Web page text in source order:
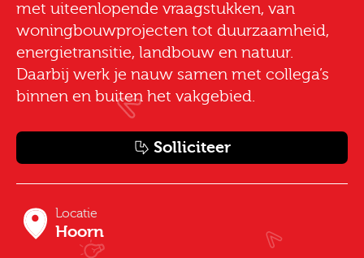
met uiteenlopende vraagstukken, van
woningbouwprojecten tot duurzaamheid,
energietransitie, landbouw en natuur.
Daarbij werk je nauw samen met collega’s
binnen en buiten het vakgebied.
Solliciteer
Locatie
Hoorn